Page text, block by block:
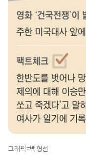
그래픽=백형선